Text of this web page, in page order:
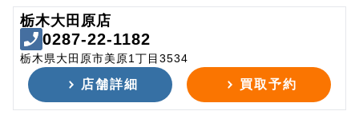
栃木大田原店
0287-22-1182
栃木県大田原市美原1丁目3534
店舗詳細 買取予約